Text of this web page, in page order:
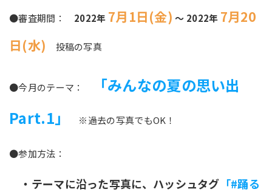
●審査期間： 2022年 7月1日(金) ～ 2022年 7月20
日(水)
投稿の写真
●今月のテーマ：
「みんなの夏の思い出
Part.1」
※過去の写真でもOK！
●参加方法：
・テーマに沿った写真に、ハッシュタグ 「#踊る